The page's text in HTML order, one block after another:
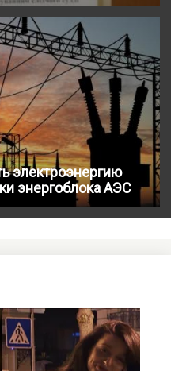
электроэнергию
энергоблока АЭС